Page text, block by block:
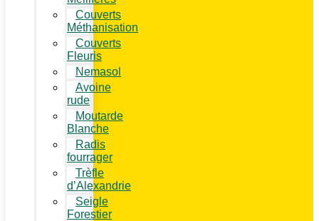
Couverts
Méthanisation
Couverts
Fleuris
Nemasol
Avoine
rude
Moutarde
Blanche
Radis
fourrager
Trèfle
d’Alexandrie
Seigle
Forestier